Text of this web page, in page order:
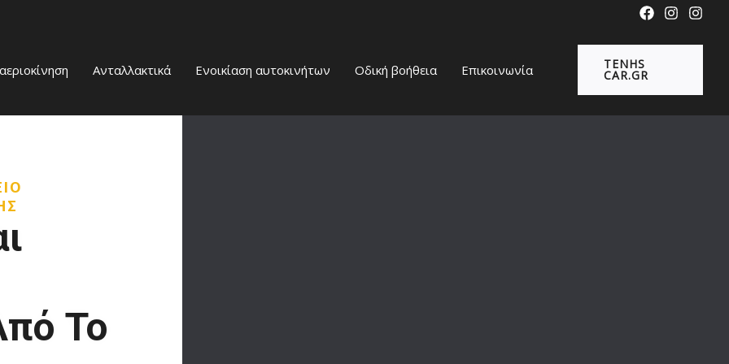
Ανταλλακτικά Ενοικίαση αυτοκινήτων Οδική βοήθεια Επικοινωνία TENHS
CAR.GR
Το